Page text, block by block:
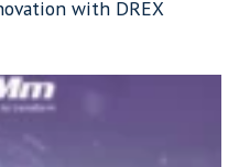
with DREX